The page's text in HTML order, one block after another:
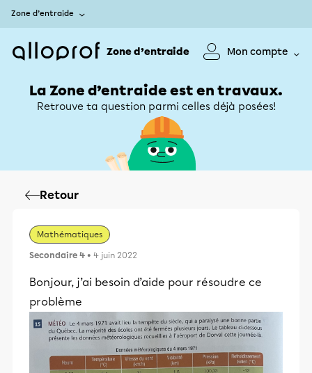
Zone d’entraide
Zone d’entraide Mon compte
La Zone d’entraide est en travaux.
Retrouve ta question parmi celles déjà posées!
Retour
Mathématiques
Secondaire 4 • 4 juin 2022
Bonjour, j’ai besoin d’aide pour résoudre ce
problème